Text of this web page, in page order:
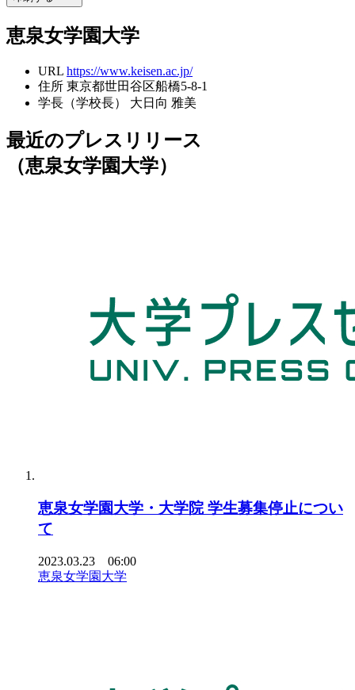
恵泉女学園大学
URL https://www.keisen.ac.jp/
住所 東京都世田谷区船橋5-8-1
学長（学校長）
大日向 雅美
最近のプレスリリース
（恵泉女学園大学）
恵泉女学園大学・大学院 学生募集停止につい
て
2023.03.23 06:00
恵泉女学園大学